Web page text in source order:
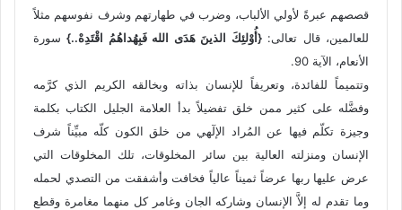
قصصهم عبرةً لأولي الألباب، وضرب في طهارتهم وشرف نفوسهم مثلاً
للعالمين، قال تعالى:{أُوْلئِكَ الذينَ هَدَى الله فَبِهُداهُمُ اقْتَدِهْ..}سورة
الأنعام، الآية 90.
وتتميماً للفائدة، وتعريفاً للإنسان بذاته وبخالقه الكريم الذي كرَّمه
وفضَّله على كثير ممن خلق تفضيلاً بدأ العلامة الجليل الكتاب بكلمة
وجيزة تكلّم فيها عن المُراد الإلٓهي من خلق الكون كلّه مبيِّناً شرف
الإنسان ومنزلته العالية بين سائر المخلوقات، تلك المخلوقات التي
عرض عليها ربها عرضاً ثميناً عالياً فخافت وأشفقت من التصدي لحمله
وما تقدم له إلاَّ الإنسان وشاركه الجان وغامر كل منهما مغامرة وقطع